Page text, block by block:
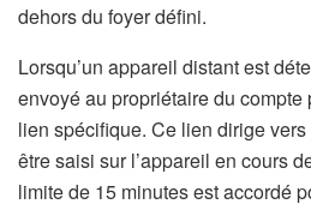
dehors du foyer défini.
Lorsqu’un appareil distant est
envoyé au propriétaire du
lien spécifique. Ce lien dirige
être saisi sur l’appareil en cours
limite de 15 minutes est accordé